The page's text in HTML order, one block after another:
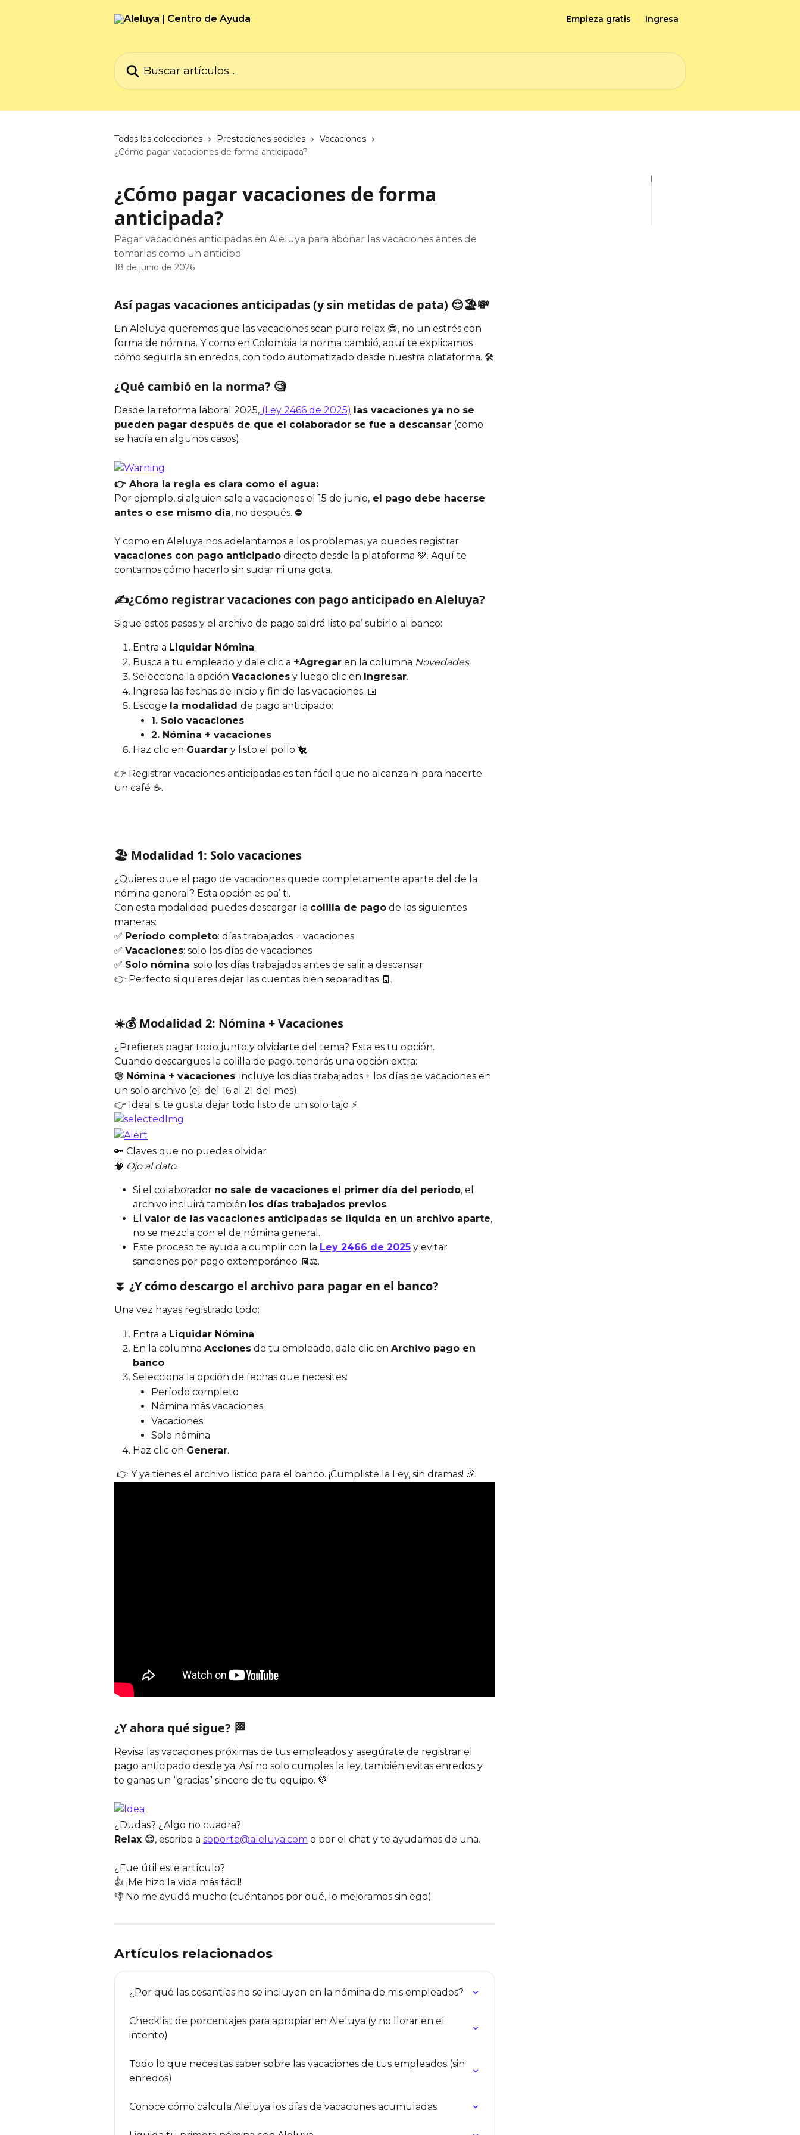
Empieza gratis Ingresa
Buscar artículos...
Todas las colecciones Prestaciones sociales
Vacaciones
¿Cómo pagar vacaciones de forma anticipada?
¿Cómo pagar vacaciones de forma
anticipada?
Pagar vacaciones anticipadas en Aleluya para abonar las vacaciones antes de
tomarlas como un anticipo
18 de junio de 2026
Así pagas vacaciones anticipadas (y sin metidas de pata) 😌🏖️💸
En Aleluya queremos que las vacaciones sean puro relax 😎, no un estrés con
forma de nómina. Y como en Colombia la norma cambió, aquí te explicamos
cómo seguirla sin enredos, con todo automatizado desde nuestra plataforma. 🛠️
¿Qué cambió en la norma? 🧐
Desde la reforma laboral 2025, (Ley 2466 de 2025)
las vacaciones ya no se
pueden pagar después de que el colaborador se fue a descansar (como
se hacía en algunos casos).
👉 Ahora la regla es clara como el agua:
Por ejemplo, si alguien sale a vacaciones el 15 de junio, el pago debe hacerse
antes o ese mismo día, no después. ⛔
Y como en Aleluya nos adelantamos a los problemas, ya puedes registrar
vacaciones con pago anticipado directo desde la plataforma 💚. Aquí te
contamos cómo hacerlo sin sudar ni una gota.
✍️¿Cómo registrar vacaciones con pago anticipado en Aleluya?
Sigue estos pasos y el archivo de pago saldrá listo pa’ subirlo al banco:
Entra a Liquidar Nómina.
Busca a tu empleado y dale clic a +Agregar en la columna Novedades.
Selecciona la opción Vacaciones y luego clic en Ingresar.
Ingresa las fechas de inicio y fin de las vacaciones. 📅
Escoge la modalidad de pago anticipado:
1. Solo vacaciones
2. Nómina + vacaciones
Haz clic en Guardar y listo el pollo 🐔.
👉 Registrar vacaciones anticipadas es tan fácil que no alcanza ni para hacerte
un café ☕.
🏖️ Modalidad 1: Solo vacaciones
¿Quieres que el pago de vacaciones quede completamente aparte del de la
nómina general? Esta opción es pa’ ti.
Con esta modalidad puedes descargar la colilla de pago de las siguientes
maneras:
✅ Período completo: días trabajados + vacaciones
✅ Vacaciones: solo los días de vacaciones
✅ Solo nómina: solo los días trabajados antes de salir a descansar
👉 Perfecto si quieres dejar las cuentas bien separaditas 🧾.
☀️💰 Modalidad 2: Nómina + Vacaciones
¿Prefieres pagar todo junto y olvidarte del tema? Esta es tu opción.
Cuando descargues la colilla de pago, tendrás una opción extra:
🟢 Nómina + vacaciones: incluye los días trabajados + los días de vacaciones en
un solo archivo (ej: del 16 al 21 del mes).
👉 Ideal si te gusta dejar todo listo de un solo tajo ⚡.
🔑 Claves que no puedes olvidar
🧠 Ojo al dato:
Si el colaborador no sale de vacaciones el primer día del periodo, el
archivo incluirá también los días trabajados previos.
El valor de las vacaciones anticipadas se liquida en un archivo aparte,
no se mezcla con el de nómina general.
Este proceso te ayuda a cumplir con la Ley 2466 de 2025 y evitar
sanciones por pago extemporáneo 🧾⚖️.
⏬ ¿Y cómo descargo el archivo para pagar en el banco?
Una vez hayas registrado todo:
Entra a Liquidar Nómina.
En la columna Acciones de tu empleado, dale clic en Archivo pago en
banco.
Selecciona la opción de fechas que necesites:
Período completo
Nómina más vacaciones
Vacaciones
Solo nómina
Haz clic en Generar.
👉 Y ya tienes el archivo listico para el banco. ¡Cumpliste la Ley, sin dramas! 🎉
¿Y ahora qué sigue? 🏁
Revisa las vacaciones próximas de tus empleados y asegúrate de registrar el
pago anticipado desde ya. Así no solo cumples la ley, también evitas enredos y
te ganas un “gracias” sincero de tu equipo. 💚
¿Dudas? ¿Algo no cuadra?
Relax 😌, escribe a soporte@aleluya.com o por el chat y te ayudamos de una.
¿Fue útil este artículo?
👍 ¡Me hizo la vida más fácil!
👎 No me ayudó mucho (cuéntanos por qué, lo mejoramos sin ego)
Artículos relacionados
¿Por qué las cesantías no se incluyen en la nómina de mis empleados?
Checklist de porcentajes para apropiar en Aleluya (y no llorar en el
intento)
Todo lo que necesitas saber sobre las vacaciones de tus empleados (sin
enredos)
Conoce cómo calcula Aleluya los días de vacaciones acumuladas